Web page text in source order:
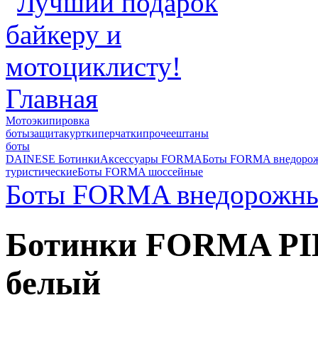
Главная
Мотоэкипировка
ботызащитакурткиперчаткипрочеештаны
боты
DAINESE БотинкиАксессуары FORMAБоты FORMA
туристическиеБоты FORMA шоссейные
Боты FORMA
Ботинки FORMA
белый